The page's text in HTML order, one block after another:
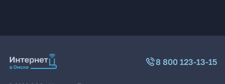
8 800 123-13-15